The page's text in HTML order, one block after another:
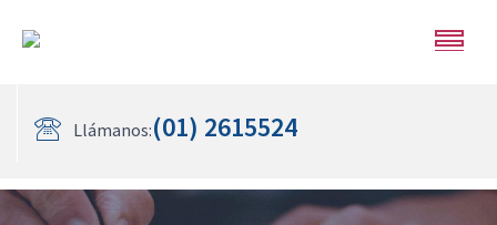
Llámanos:(01) 2615524